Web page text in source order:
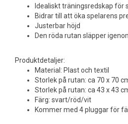
Idealiskt träningsredskap för
Bidrar till att öka spelarens
Justerbar höjd
Den röda rutan släpper
Produktdetaljer:
Material: Plast och textil
Storlek på rutan: ca 70 x 70
Storlek på rutan: ca 43 x 43
Färg: svart/röd/vit
Kommer med 4 pluggar för